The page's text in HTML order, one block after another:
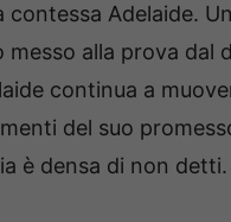
Adelaide.
alla prova dal
continua a
del suo
è densa di non detti.